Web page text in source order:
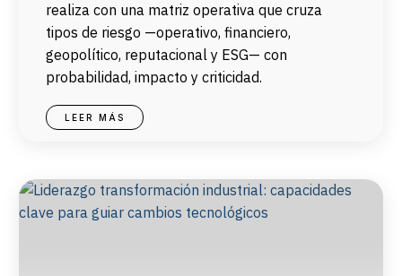
realiza con una matriz operativa que cruza
tipos de riesgo —operativo, financiero,
geopolítico, reputacional y ESG— con
probabilidad, impacto y criticidad.
LEER MÁS